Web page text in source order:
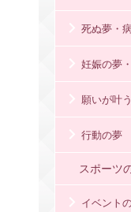
死ぬ夢・
妊娠の夢
願いが叶
行動の夢
スポーツ
イベント